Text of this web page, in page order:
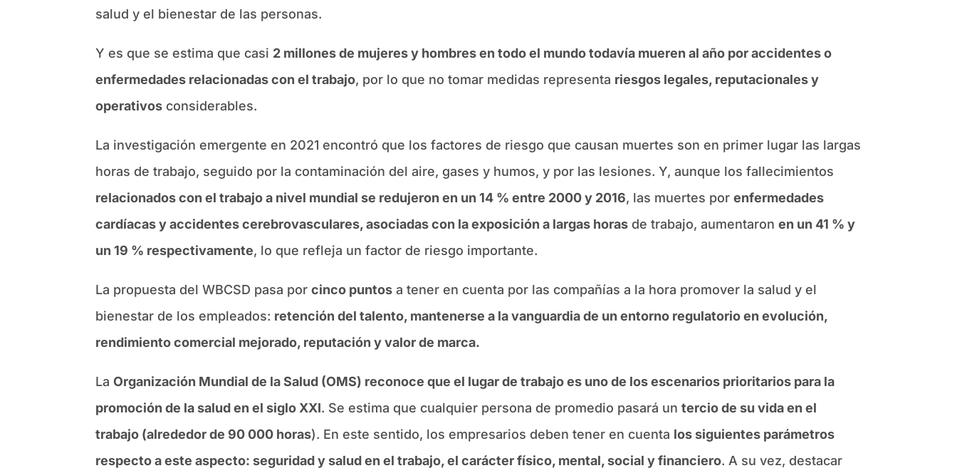
salud y el bienestar de las personas.
Y es que se estima que casi 2 millones de mujeres y hombres en todo el mundo todavía mueren al año por accidentes o
enfermedades relacionadas con el trabajo, por lo que no tomar medidas representa riesgos legales, reputacionales y
operativos considerables.
La investigación emergente en 2021 encontró que los factores de riesgo que causan muertes son en primer lugar las largas
horas de trabajo, seguido por la contaminación del aire, gases y humos, y por las lesiones. Y, aunque los fallecimientos
relacionados con el trabajo a nivel mundial se redujeron en un 14 % entre 2000 y 2016, las muertes porenfermedades
cardíacas y accidentes cerebrovasculares, asociadas con la exposición a largas horas de trabajo, aumentaronen un 41 % y
un 19 % respectivamente, lo que refleja un factor de riesgo importante.
La propuesta del WBCSD pasa porcinco puntos a tener en cuenta por las compañías a la hora promover la salud y el
bienestar de los empleados: retención del talento, mantenerse a la vanguardia de un entorno regulatorio en evolución,
rendimiento comercial mejorado, reputación y valor de marca.
LaOrganización Mundial de la Salud (OMS) reconoce que el lugar de trabajo es uno de los escenarios prioritarios para la
promoción de la salud en el siglo XXI. Se estima que cualquier persona de promedio pasará untercio de su vida en el
trabajo (alrededor de 90 000 horas). En este sentido, los empresarios deben tener en cuenta los siguientes parámetros
respecto a este aspecto: seguridad y salud en el trabajo, el carácter físico, mental, social y financiero. A su vez, destacar